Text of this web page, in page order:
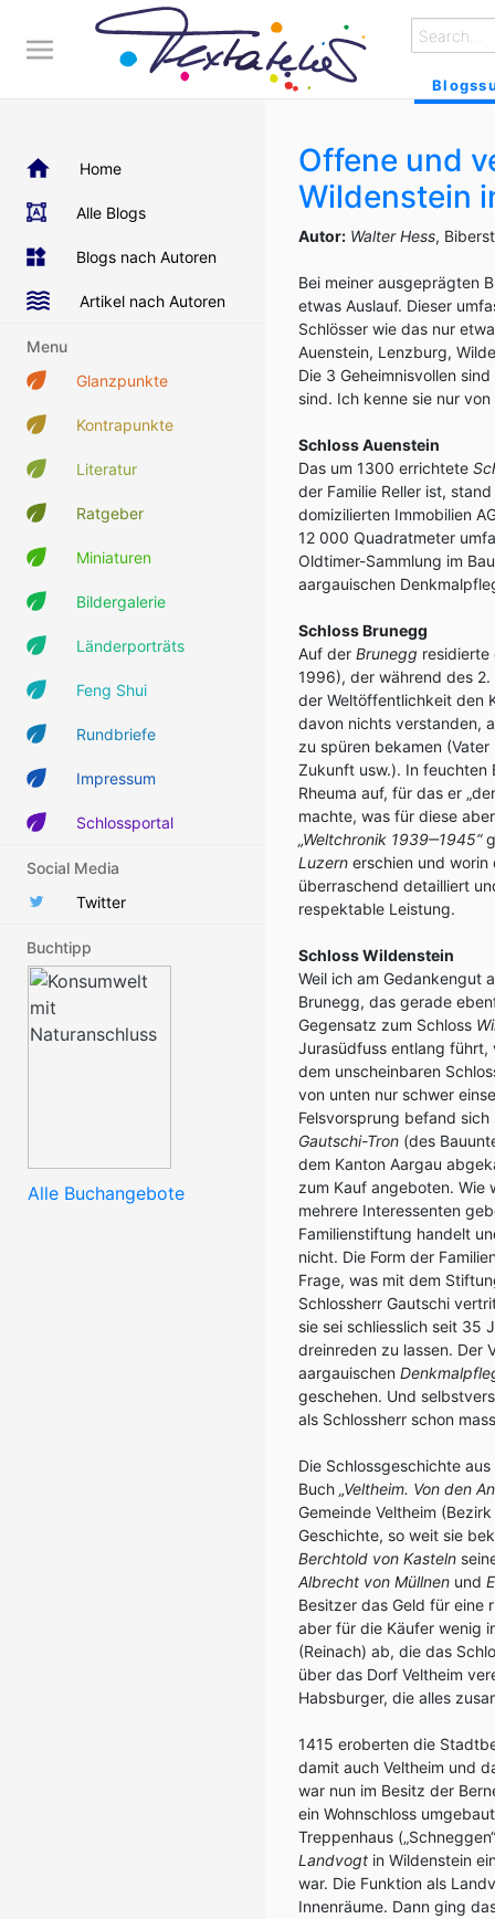
Home
Alle Blogs
Blogs nach Autoren
Artikel nach Autoren
Menu
Glanzpunkte
Kontrapunkte
Literatur
Ratgeber
Miniaturen
Bildergalerie
Länderporträts
Feng Shui
Rundbriefe
Impressum
Schlossportal
Social Media
Twitter
Buchtipp
Alle Buchangebote
Offene und
Wildenstein
Autor: Walter Hess,
Bei meiner ausgeprägten
etwas Auslauf. Dieser
Schlösser wie das nur
Auenstein, Lenzburg,
Die 3 Geheimnisvollen
sind. Ich kenne sie nur von
Schloss Auenstein
Das um 1300 errichtete
der Familie Reller ist,
domizilierten Immobilien
12 000 Quadratmeter
Oldtimer-Sammlung im
aargauischen
Schloss Brunegg
Auf der Brunegg
1996), der während des
der Weltöffentlichkeit den
davon nichts verstanden,
zu spüren bekamen
Zukunft usw.). In feuchten
Rheuma auf, für das er
machte, was für diese
„Weltchronik 1939‒1945“
Luzern erschien und worin
überraschend detailliert
respektable Leistung.
Schloss Wildenstein
Weil ich am Gedankengut
Brunegg, das gerade
Gegensatz zum Schloss
Jurasüdfuss entlang führt,
dem unscheinbaren
von unten nur schwer
Felsvorsprung befand
Gautschi-Tron (des
dem Kanton Aargau
zum Kauf angeboten. Wie
mehrere Interessenten
Familienstiftung handelt
nicht. Die Form der
Frage, was mit dem
Schlossherr Gautschi
sie sei schliesslich seit 35
dreinreden zu lassen. Der
aargauischen
geschehen. Und
als Schlossherr schon
Die Schlossgeschichte
Buch „Veltheim. Von den
Gemeinde Veltheim
Geschichte, so weit sie
Berchtold von Kasteln
Albrecht von Müllnen und
Besitzer das Geld für eine
aber für die Käufer wenig
(Reinach) ab, die das
über das Dorf Veltheim
Habsburger, die alles
1415 eroberten die
damit auch Veltheim und
war nun im Besitz der
ein Wohnschloss
Treppenhaus
Landvogt in Wildenstein
war. Die Funktion als
Innenräume. Dann ging